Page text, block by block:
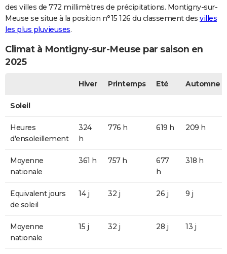
des villes de 772 millimètres de précipitations. Montigny-sur-
Meuse se situe à la position n°15 126 du classement des villes
les plus pluvieuses.
Climat à Montigny-sur-Meuse par saison en
2025
Hiver Printemps Eté Automne
Soleil
Heures
d'ensoleillement
324
h
776 h 619 h 209 h
Moyenne
nationale
361 h 757 h
677
h
318 h
Equivalent jours
de soleil
14 j 32 j 26 j 9 j
Moyenne
nationale
15 j 32 j 28 j 13 j